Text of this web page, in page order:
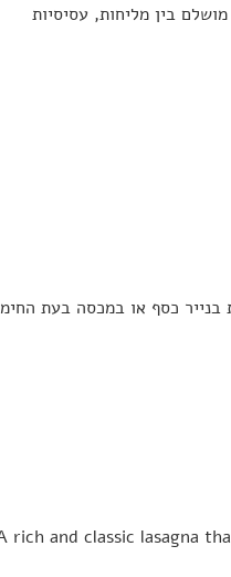
בין מליחות, עסיסיות
בנייר כסף או במכסה בעת
rich and classic lasagna